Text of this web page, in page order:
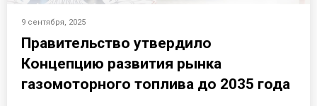
9 сентября, 2025
Правительство утвердило
Концепцию развития рынка
газомоторного топлива до 2035 года